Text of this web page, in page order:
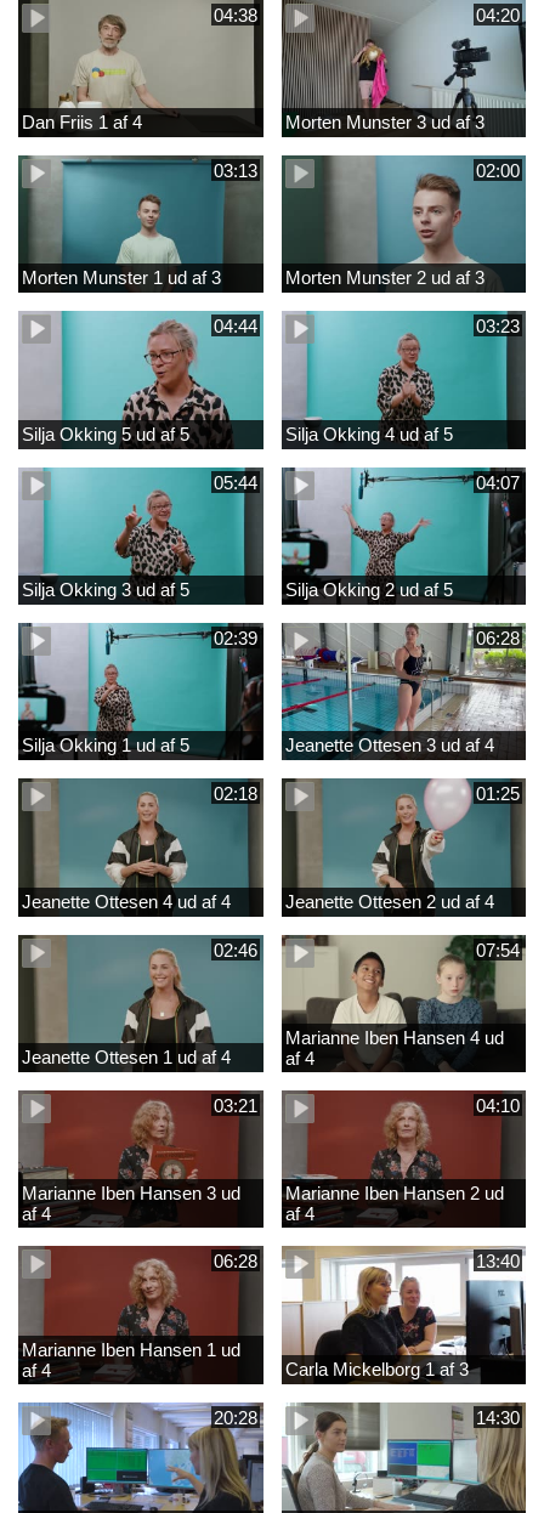
04:38
Dan Friis 1 af 4
04:20
Morten Munster 3 ud af 3
03:13
Morten Munster 1 ud af 3
02:00
Morten Munster 2 ud af 3
04:44
Silja Okking 5 ud af 5
03:23
Silja Okking 4 ud af 5
05:44
Silja Okking 3 ud af 5
04:07
Silja Okking 2 ud af 5
02:39
Silja Okking 1 ud af 5
06:28
Jeanette Ottesen 3 ud af 4
02:18
Jeanette Ottesen 4 ud af 4
01:25
Jeanette Ottesen 2 ud af 4
02:46
Jeanette Ottesen 1 ud af 4
07:54
Marianne Iben Hansen 4 ud
af 4
03:21
Marianne Iben Hansen 3 ud
af 4
04:10
Marianne Iben Hansen 2 ud
af 4
06:28
Marianne Iben Hansen 1 ud
af 4
13:40
Carla Mickelborg 1 af 3
20:28 14:30